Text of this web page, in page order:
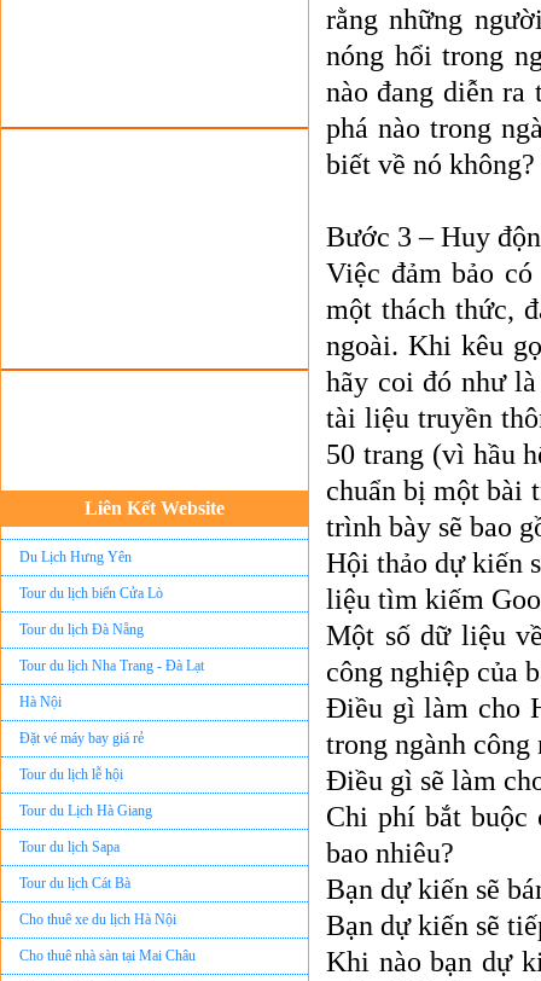
Liên Kết Website
Cho thuê xe du lịch Hà Nội
Tour du lịch Tây Bắc
Du Lịch Hưng Yên
Tour du lịch biển Cửa Lò
Tour du lịch Đà Nẵng
Tour du lịch Nha Trang - Đà Lạt
Hà Nội
Đặt vé máy bay giá rẻ
Tour du lịch lễ hội
Tour du Lịch Hà Giang
Tour du lịch Sapa
Tour du lịch Cát Bà
Cho thuê xe du lịch Hà Nội
Cho thuê nhà sàn tại Mai Châu
Cho thuê nhà sàn tại Thung Nai
rằng những
nóng hổi trong
nào đang diễn ra
phá nào trong
biết về nó không?
Bước 3 – Huy
Việc đảm bảo
một thách thức,
ngoài. Khi kêu
hãy coi đó như
tài liệu truyền
50 trang (vì hầu
chuẩn bị một bài
trình bày sẽ bao
Hội thảo dự kiến
liệu tìm kiếm
Một số dữ liệu
công nghiệp của
Điều gì làm cho
trong ngành công
Điều gì sẽ làm
Chi phí bắt
bao nhiêu?
Bạn dự kiến sẽ
Bạn dự kiến sẽ
Khi nào bạn dự